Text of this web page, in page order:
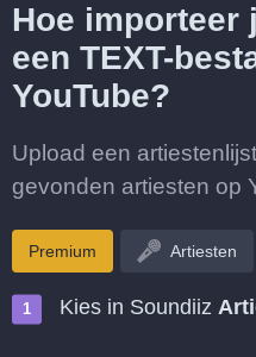
Hoe importeer
een TEXT-
YouTube?
Upload een
gevonden artiesten op
Premium Artiesten
Kies in Soundiiz